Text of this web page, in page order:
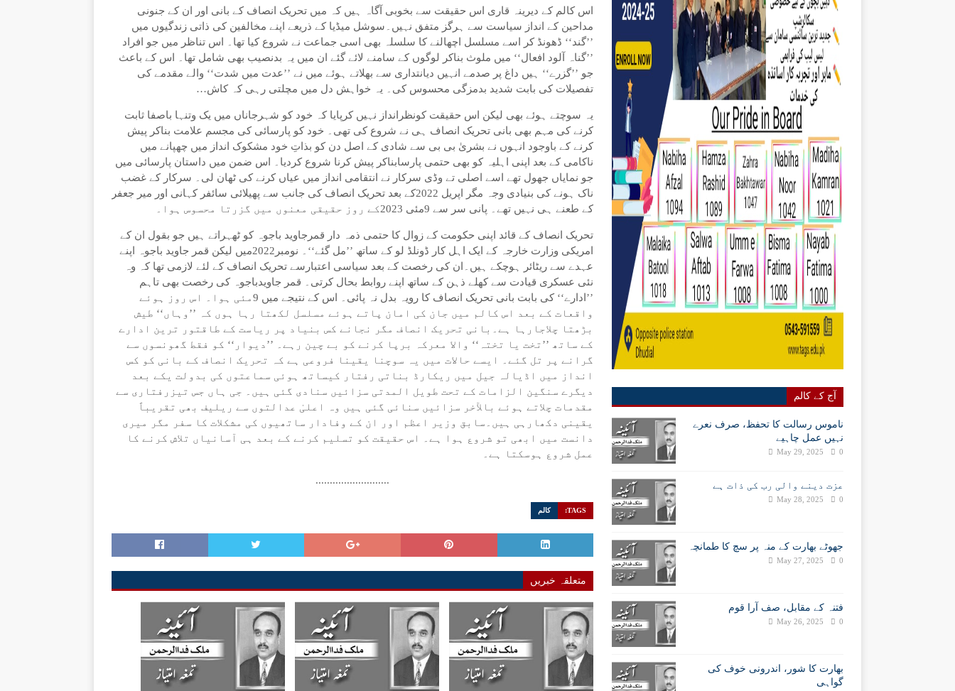
اس کالم کے دیرینہ قاری اس حقیقت سے بخوبی آگاہ ہیں کہ میں تحریک انصاف کے بانی اور ان کے جنونی
مداحین کے انداز سیاست سے ہرگز متفق نہیں۔سوشل میڈیا کے ذریعے اپنے مخالفین کی ذاتی زندگیوں میں
’’گند‘‘ ڈھونڈ کر اسے مسلسل اچھالنے کا سلسلہ بھی اسی جماعت نے شروع کیا تھا۔ اس تناظر میں جو افراد
’’گناہ آلود افعال‘‘ میں ملوث بناکر لوگوں کے سامنے لائے گئے ان میں یہ بدنصیب بھی شامل تھا۔ اس کے باعث
جو ’’گزرے‘‘ ہیں داغ پر صدمے انہیں دیانتداری سے بھلاتے ہوئے میں نے ’’عدت میں شدت‘‘ والے مقدمے کی
تفصیلات کی بابت شدید بدمزگی محسوس کی۔ یہ خواہش دل میں مچلتی رہی کہ کاش…
یہ سوچتے ہوئے بھی لیکن اس حقیقت کونظرانداز نہیں کرپایا کہ خود کو شہرجاناں میں یک وتنہا باصفا ثابت
کرنے کی مہم بھی بانی تحریک انصاف ہی نے شروع کی تھی۔ خود کو پارسائی کی مجسم علامت بناکر پیش
کرنے کے باوجود انہوں نے بشریٰ بی بی سے شادی کے اصل دن کو بذاتِ خود مشکوک انداز میں چھپانے میں
ناکامی کے بعد اپنی اہلیہ کو بھی حتمی پارسابناکر پیش کرنا شروع کردیا۔ اس ضمن میں داستان پارسائی میں
جو نمایاں جھول تھے اسے اصلی تے وڈی سرکار نے انتقامی انداز میں عیاں کرنے کی ٹھان لی۔ سرکار کے غضب
ناک ہونے کی بنیادی وجہ مگر اپریل 2022کے بعد تحریک انصاف کی جانب سے پھیلائی سائفر کہانی اور میر جعفر
کے طعنے ہی نہیں تھے۔ پانی سر سے 9مئی 2023کے روز حقیقی معنوں میں گزرتا محسوس ہوا۔
تحریک انصاف کے قائد اپنی حکومت کے زوال کا حتمی ذمہ دار قمرجاوید باجوہ کو ٹھہراتے ہیں جو بقول ان کے
امریکی وزارت خارجہ کے ایک اہل کار ڈونلڈ لو کے ساتھ ’’مل گئے‘‘۔ نومبر2022میں لیکن قمر جاوید باجوہ اپنے
عہدے سے ریٹائر ہوچکے ہیں۔ان کی رخصت کے بعد سیاسی اعتبارسے تحریک انصاف کے لئے لازمی تھا کہ وہ
نئی عسکری قیادت سے کھلے ذہن کے ساتھ اپنے روابط بحال کرتی۔ قمر جاویدباجوہ کی رخصت بھی تاہم
’’ادارے‘‘ کی بابت بانی تحریک انصاف کا رویہ بدل نہ پائی۔ اس کے نتیجے میں 9مئی ہوا۔ اس روز ہوئے
واقعات کے بعد اس کالم میں جان کی امان پاتے ہوئے مسلسل لکھتا رہا ہوں کہ ’’وہاں‘‘ طیش
بڑھتا چلاجارہا ہے۔بانی تحریک انصاف مگر نجانے کس بنیاد پر ریاست کے طاقتور ترین ادارے
کے ساتھ ’’تخت یا تختہ‘‘ والا معرکہ برپا کرنے کو بے چین رہے۔ ’’دیوار‘‘ کو فقط گھونسوں سے
گرانے پر تل گئے۔ ایسے حالات میں یہ سوچنا یقینا فروعی ہے کہ تحریک انصاف کے بانی کو کس
انداز میں اڈیالہ جیل میں ریکارڈ بناتی رفتار کیساتھ ہوئی سماعتوں کی بدولت یکے بعد
دیگرے سنگین الزامات کے تحت طویل المدتی سزائیں سنادی گئی ہیں۔ جی ہاں جس تیزرفتاری سے
مقدمات چلاتے ہوئے بالآخر سزائیں سنائی گئی ہیں وہ اعلیٰ عدالتوں سے ریلیف بھی تقریباََ
یقینی دکھارہی ہیں۔سابق وزیر اعظم اور ان کے وفادار ساتھیوں کی مشکلات کا سفر مگر میری
دانست میں ابھی تو شروع ہوا ہے۔ اس حقیقت کو تسلیم کرنے کے بعد ہی آسانیاں تلاش کرنے کا
عمل شروع ہوسکتا ہے۔
..........................
TAGS: کالم
متعلقہ خبریں
آج کے کالم
ناموس رسالت کا تحفظ، صرف نعرے
نہیں عمل چاہیے
May 29, 2025 0
عزت دینے والی رب کی ذات ہے
May 28, 2025 0
جھوٹے بھارت کے منہ پر سچ کا طمانچہ
May 27, 2025 0
فتنہ کے مقابل، صف آرا قوم
May 26, 2025 0
بھارت کا شور، اندرونی خوف کی
گواہی